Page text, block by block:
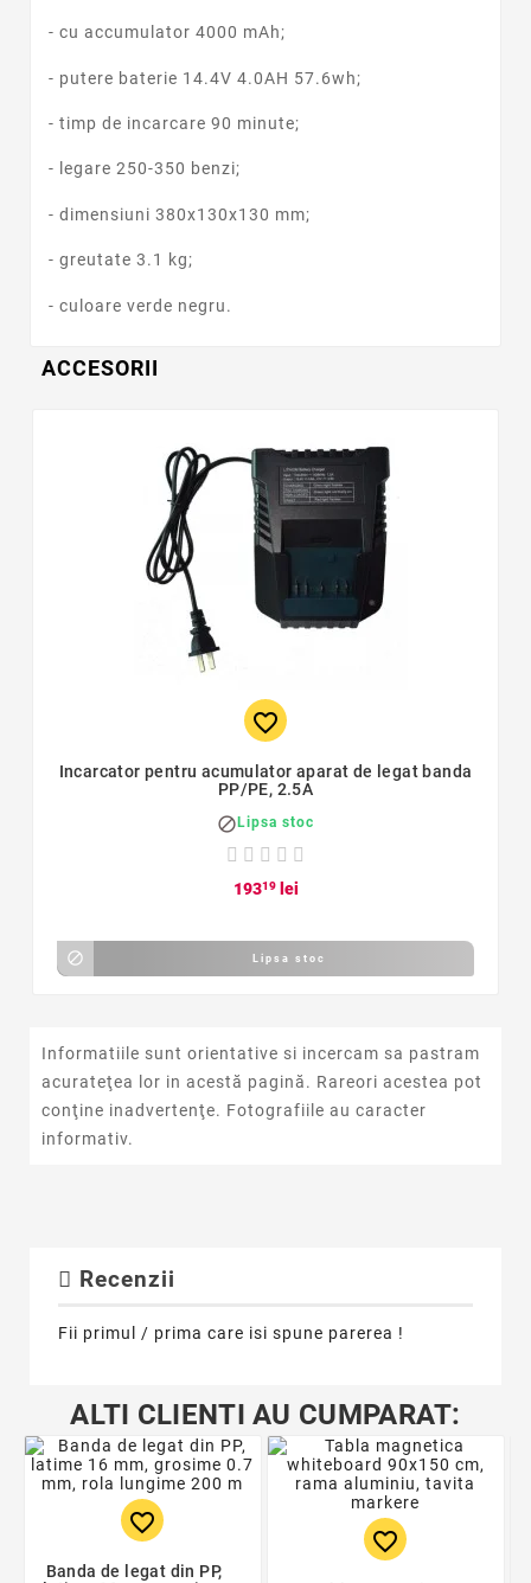
- cu accumulator 4000 mAh;
- putere baterie 14.4V 4.0AH 57.6wh;
- timp de incarcare 90 minute;
- legare 250-350 benzi;
- dimensiuni 380x130x130 mm;
- greutate 3.1 kg;
- culoare verde negru.
ACCESORII
favorite_border
Incarcator pentru acumulator aparat de legat banda
PP/PE, 2.5A
 Lipsa stoc
19319lei
 Lipsa stoc
Informatiile sunt orientative si incercam sa pastram
acurateţea lor in acestă pagină. Rareori acestea pot
conţine inadvertenţe. Fotografiile au caracter
informativ.
Recenzii
Fii primul / prima care isi spune parerea !
ALTI CLIENTI AU CUMPARAT:
favorite_border
Banda de legat din PP,
favorite_border